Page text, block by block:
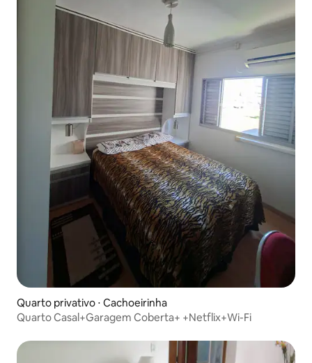
Quarto privativo ⋅ Cachoeirinha
Quarto Casal+Garagem Coberta+ +Netflix+Wi-Fi